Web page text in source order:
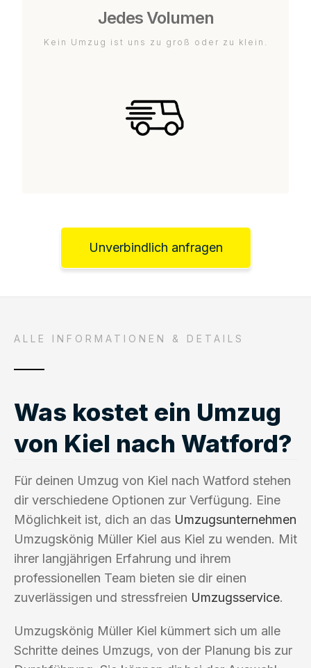
Jedes Volumen
Kein Umzug ist uns zu groß oder zu klein.
Unverbindlich anfragen
ALLE INFORMATIONEN & DETAILS
Was kostet ein Umzug
von Kiel nach Watford?
Für deinen Umzug von Kiel nach Watford stehen
dir verschiedene Optionen zur Verfügung. Eine
Möglichkeit ist, dich an das Umzugsunternehmen
Umzugskönig Müller Kiel aus Kiel zu wenden. Mit
ihrer langjährigen Erfahrung und ihrem
professionellen Team bieten sie dir einen
zuverlässigen und stressfreien Umzugsservice.
Umzugskönig Müller Kiel kümmert sich um alle
Schritte deines Umzugs, von der Planung bis zur